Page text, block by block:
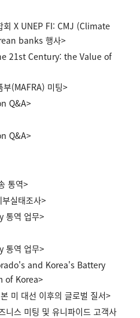
회 X UNEP FI: CMJ (Climate
banks 행사>
21st Century: the Value of
부(MAFRA) 미팅>
Q&A>
Q&A>
통역>
실태조사>
통역 업무>
통역 업무>
and Korea's Battery
of Korea>
미 대선 이후의 글로벌 질서>
니스 미팅 및 유니파이드 고객사